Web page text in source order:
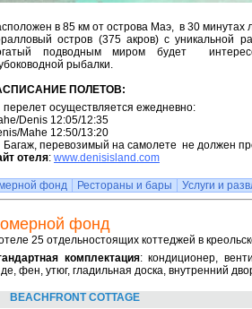
в 85 км от острова Маэ, в 30 минутах
остров (375 акров) с уникальной
подводным миром будет
рыбалки.
ПОЛЕТОВ:
перелет осуществляется ежедневно:
Denis 12:05/12:35
Mahe 12:50/13:20
Багаж, перевозимый на самолете не должен
отеля: www.denisisland.com
фонд Рестораны и бары Услуги и
фонд
25 отдельностоящих коттеджей в
комплектация: кондиционер,
фен, утюг, гладильная доска, внутренний
BEACHFRONT COTTAGE